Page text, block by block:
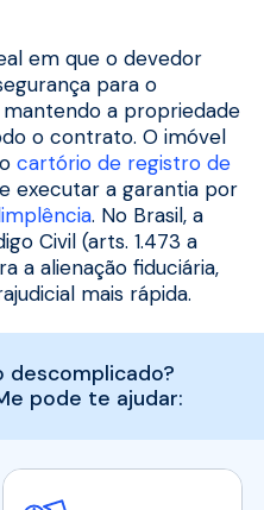
em que o devedor
para o
a propriedade
o contrato. O imóvel
cartório de registro de
executar a garantia por
. No Brasil, a
Civil (arts. 1.473 a
a alienação fiduciária,
mais rápida.
descomplicado?
pode te ajudar: